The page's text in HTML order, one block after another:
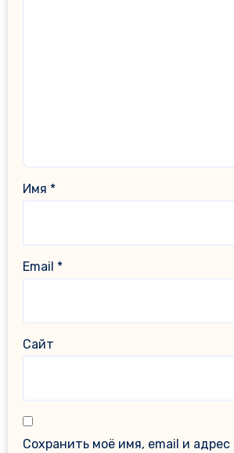
Имя *
Email *
Сайт
Сохранить моё имя, email и адрес